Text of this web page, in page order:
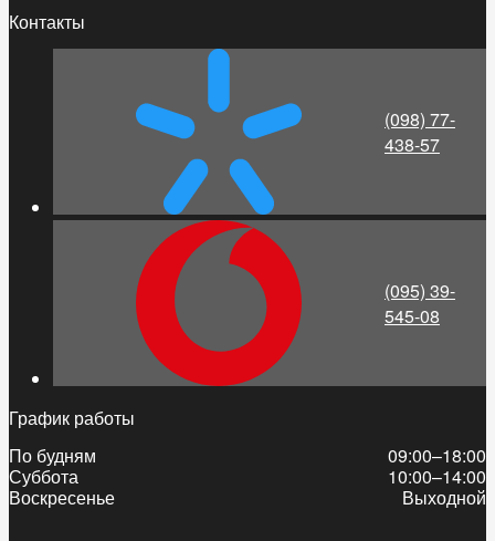
Контакты
(098) 77-
438-57
(095) 39-
545-08
График работы
По будням
09:00–18:00
Суббота
10:00–14:00
Воскресенье
Выходной